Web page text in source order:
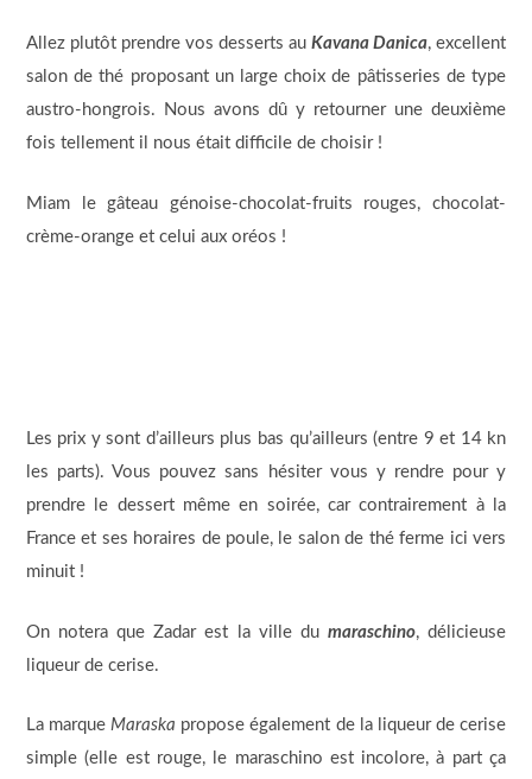
Allez plutôt prendre vos desserts au Kavana Danica, excellent
salon de thé proposant un large choix de pâtisseries de type
austro-hongrois. Nous avons dû y retourner une deuxième
fois tellement il nous était difficile de choisir !
Miam le gâteau génoise-chocolat-fruits rouges, chocolat-
crème-orange et celui aux oréos !
Les prix y sont d’ailleurs plus bas qu’ailleurs (entre 9 et 14 kn
les parts). Vous pouvez sans hésiter vous y rendre pour y
prendre le dessert même en soirée, car contrairement à la
France et ses horaires de poule, le salon de thé ferme ici vers
minuit !
On notera que Zadar est la ville du maraschino, délicieuse
liqueur de cerise.
La marqueMaraska propose également de la liqueur de cerise
simple (elle est rouge, le maraschino est incolore, à part ça